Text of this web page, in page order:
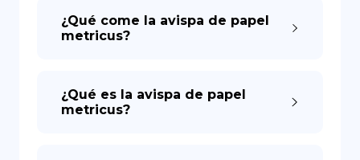
¿Qué come la avispa de papel
metricus?
¿Qué es la avispa de papel
metricus?